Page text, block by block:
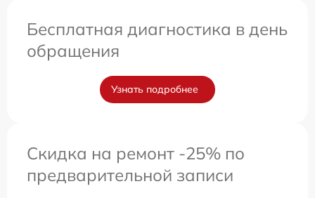
Бесплатная диагностика в день
обращения
Узнать подробнее
Скидка на ремонт -25% по
предварительной записи